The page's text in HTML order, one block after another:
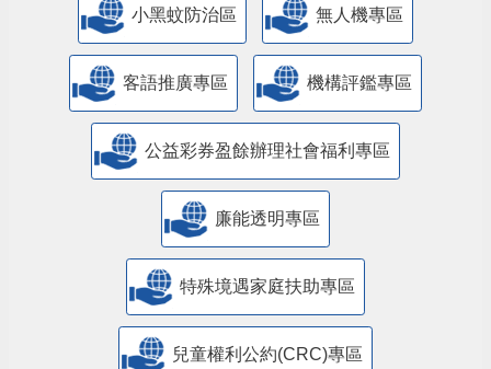
小黑蚊防治區 無人機專區
客語推廣專區 機構評鑑專區
公益彩券盈餘辦理社會福利專區
廉能透明專區
特殊境遇家庭扶助專區
兒童權利公約(CRC)專區